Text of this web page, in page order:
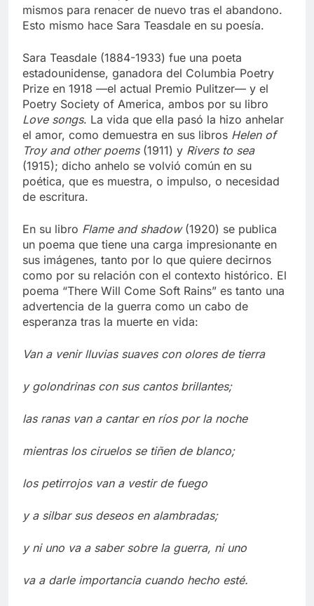
mismos para renacer de nuevo tras el abandono.
Esto mismo hace Sara Teasdale en su poesía.
Sara Teasdale (1884-1933) fue una poeta
estadounidense, ganadora del Columbia Poetry
Prize en 1918 —el actual Premio Pulitzer— y el
Poetry Society of America, ambos por su libro
Love songs. La vida que ella pasó la hizo anhelar
el amor, como demuestra en sus libros Helen of
Troy and other poems(1911) y Rivers to sea
(1915); dicho anhelo se volvió común en su
poética, que es muestra, o impulso, o necesidad
de escritura.
En su libro Flame and shadow (1920) se publica
un poema que tiene una carga impresionante en
sus imágenes, tanto por lo que quiere decirnos
como por su relación con el contexto histórico. El
poema “There Will Come Soft Rains” es tanto una
advertencia de la guerra como un cabo de
esperanza tras la muerte en vida:
Van a venir lluvias suaves con olores de tierra
y golondrinas con sus cantos brillantes;
las ranas van a cantar en ríos por la noche
mientras los ciruelos se tiñen de blanco;
los petirrojos van a vestir de fuego
y a silbar sus deseos en alambradas;
y ni uno va a saber sobre la guerra, ni uno
va a darle importancia cuando hecho esté.